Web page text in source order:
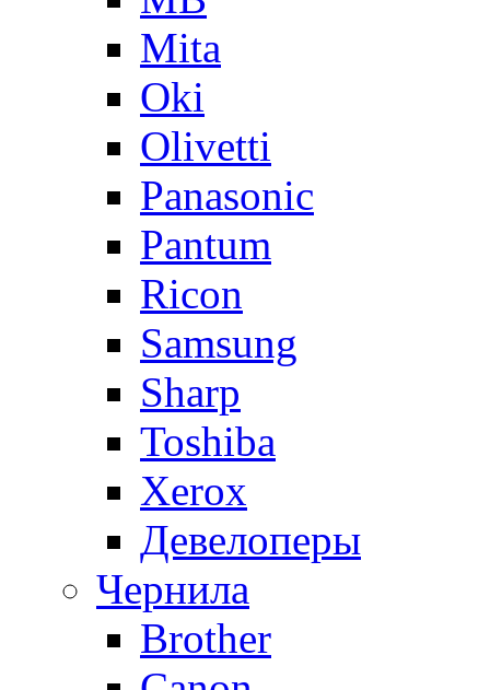
Mita
Oki
Olivetti
Panasonic
Pantum
Ricon
Samsung
Sharp
Toshiba
Xerox
Девелоперы
Чернила
Brother